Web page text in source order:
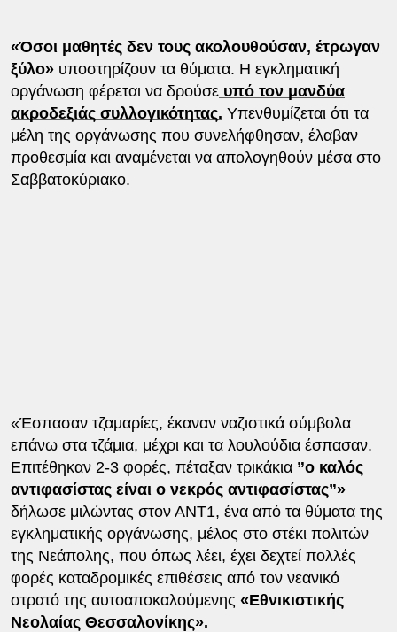
«Όσοι μαθητές δεν τους ακολουθούσαν, έτρωγαν
ξύλο»υποστηρίζουν τα θύματα. Η εγκληματική
οργάνωση φέρεται να δρούσευπό τον μανδύα
ακροδεξιάς συλλογικότητας. Υπενθυμίζεται ότι τα
μέλη της οργάνωσης που συνελήφθησαν, έλαβαν
προθεσμία και αναμένεται να απολογηθούν μέσα στο
Σαββατοκύριακο.
«Έσπασαν τζαμαρίες, έκαναν ναζιστικά σύμβολα
επάνω στα τζάμια, μέχρι και τα λουλούδια έσπασαν.
Επιτέθηκαν 2-3 φορές, πέταξαν τρικάκια ”ο καλός
αντιφασίστας είναι ο νεκρός αντιφασίστας”»
δήλωσε μιλώντας στον ΑΝΤ1, ένα από τα θύματα της
εγκληματικής οργάνωσης, μέλος στο στέκι πολιτών
της Νεάπολης, που όπως λέει, έχει δεχτεί πολλές
φορές καταδρομικές επιθέσεις από τον νεανικό
στρατό της αυτοαποκαλούμενης «Εθνικιστικής
Νεολαίας Θεσσαλονίκης».